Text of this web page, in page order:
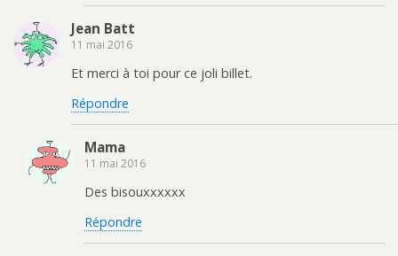
Jean Batt
11 mai 2016
Et merci à toi pour ce joli billet.
Répondre
Mama
11 mai 2016
Des bisouxxxxxx
Répondre